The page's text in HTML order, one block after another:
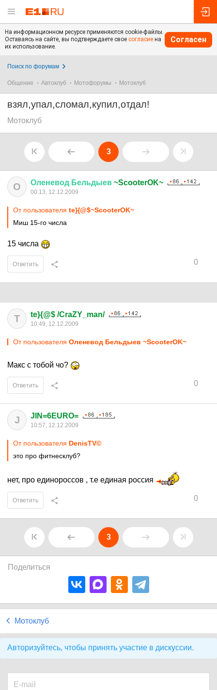
На информационном ресурсе применяются cookie-файлы.
Оставаясь на сайте, вы подтверждаете свое согласие на
их использование.
Согласен
Поиск по форумам
Общение Автоклуб Мотофорумы Мотоклуб
взял,упал,сломал,купил,отдал!
Мотоклуб
3
О Оленевод Бельдыев ~ScooterOK~
00:13, 12.12.2009
От пользователя te}{@$~ScooterOK~
Миш 15-го числа
15 числа
0
Ответить
T te}{@$ /CraZY_man/
10:49, 12.12.2009
От пользователя Оленевод Бельдыев ~ScooterOK~
Макс с тобой чо?
0
Ответить
J JIN=6EURO=
10:57, 12.12.2009
От пользователя DеnisТV©
это про фитнесклуб?
нет, про единороссов , т.е единая россия
0
Ответить
3
Поделиться
Мотоклуб
Авторизуйтесь, чтобы принять участие в дискуссии.